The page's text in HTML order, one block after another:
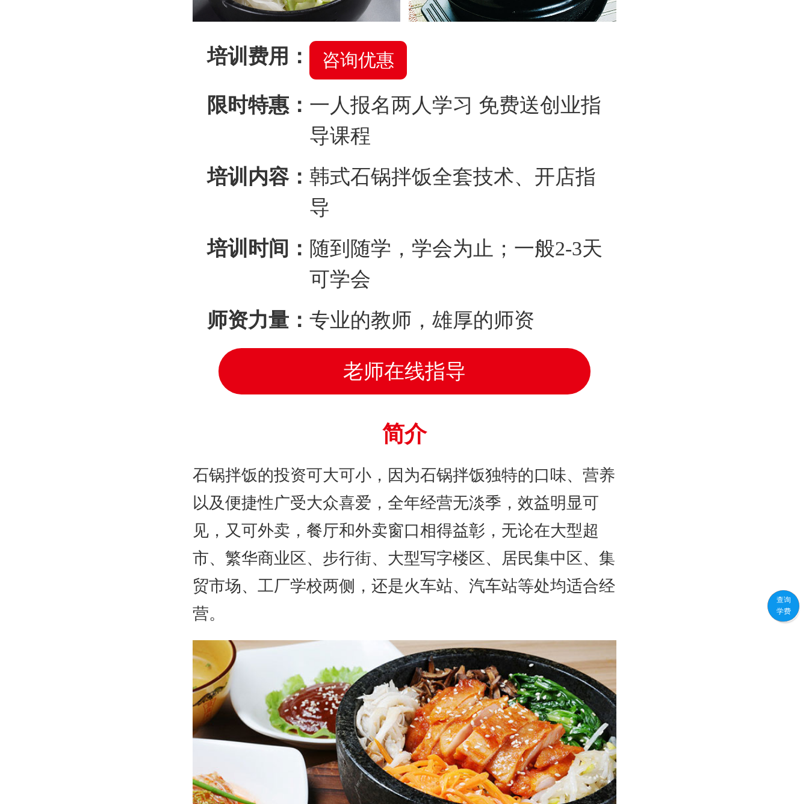
培训费用： 咨询优惠
限时特惠： 一人报名两人学习 免费送创业指
导课程
培训内容： 韩式石锅拌饭全套技术、开店指
导
培训时间： 随到随学，学会为止；一般2-3天
可学会
师资力量： 专业的教师，雄厚的师资
老师在线指导
简介
石锅拌饭的投资可大可小，因为石锅拌饭独特的口味、营养
以及便捷性广受大众喜爱，全年经营无淡季，效益明显可
见，又可外卖，餐厅和外卖窗口相得益彰，无论在大型超
市、繁华商业区、步行街、大型写字楼区、居民集中区、集
贸市场、工厂学校两侧，还是火车站、汽车站等处均适合经
营。
查询
学费